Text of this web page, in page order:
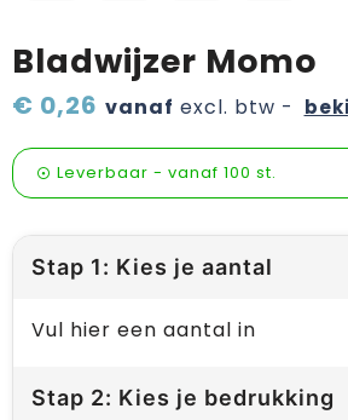
Bladwijzer Momo
€ 0,26 vanaf excl. btw -
Leverbaar - vanaf 100 st.
Stap 1: Kies je aantal
Vul hier een aantal in
Stap 2: Kies je bedrukking